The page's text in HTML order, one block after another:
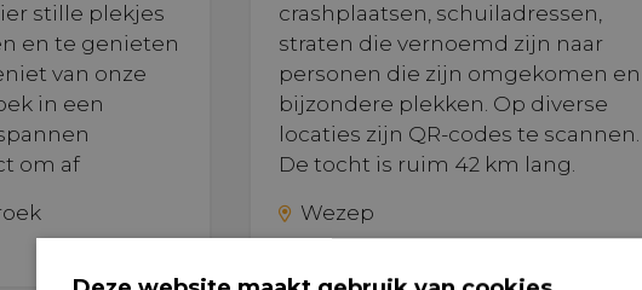
stille plekjes
en te genieten
van onze
in een
om af
crashplaatsen, schuiladressen,
straten die vernoemd zijn naar
personen die zijn omgekomen en
bijzondere plekken. Op diverse
locaties zijn QR-codes te scannen.
De tocht is ruim 42 km lang.
Wezep